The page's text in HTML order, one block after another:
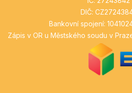
DIČ:
Bankovní spojení:
Zápis v OR u Městského soudu v